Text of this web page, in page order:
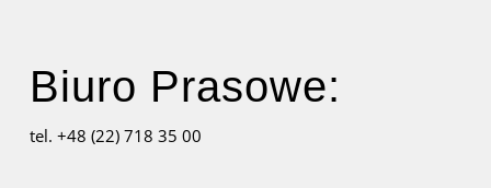
Biuro Prasowe:
tel. +48 (22) 718 35 00